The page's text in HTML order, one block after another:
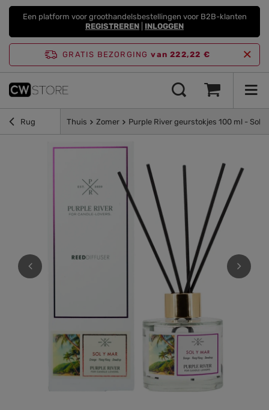
Een platform voor groothandelsbestellingen voor B2B-klanten
REGISTREREN
INLOGGEN
GRATIS BEZORGING van 222,22 €
Rug Thuis Zomer Purple River geurstokjes 100 ml - Sol y